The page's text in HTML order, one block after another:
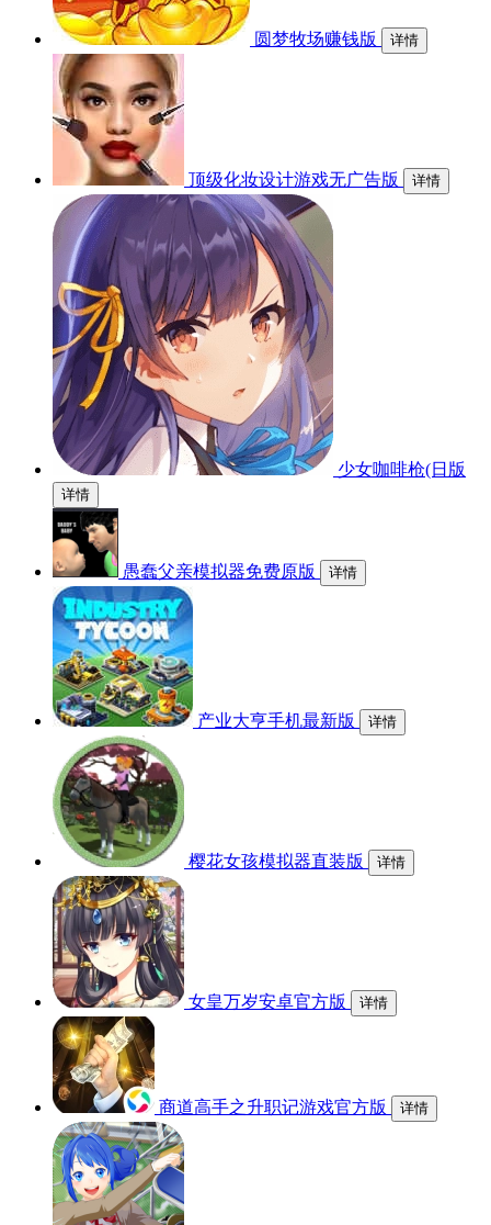
圆梦牧场赚钱版 详情
顶级化妆设计游戏无广告版 详情
少女咖啡枪(日版
详情
愚蠢父亲模拟器免费原版 详情
产业大亨手机最新版 详情
樱花女孩模拟器直装版 详情
女皇万岁安卓官方版 详情
商道高手之升职记游戏官方版 详情